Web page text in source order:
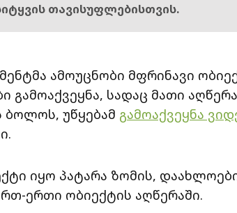
თავისუფლებისთვის.
ამოუცნობი მფრინავი
გამოაქვეყნა, სადაც მათი
ბოლოს, უწყებამ გამოაქვეყნა
იყო პატარა ზომის,
ერთი ობიექტის აღწერაში.